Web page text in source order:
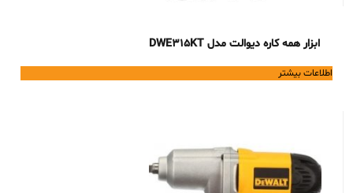
ابزار همه کاره دیوالت مدل DWE315KT
اطلاعات بیشتر